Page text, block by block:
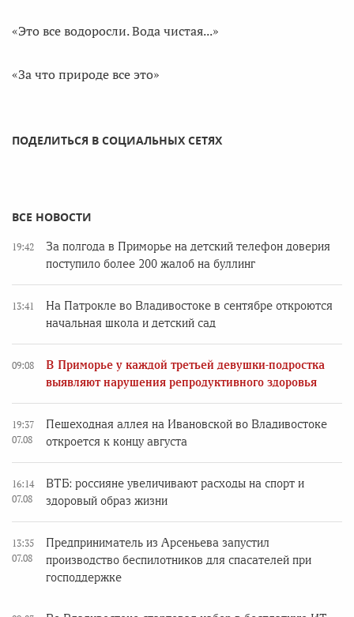
«Это все водоросли. Вода чистая...»
«За что природе все это»
ПОДЕЛИТЬСЯ В СОЦИАЛЬНЫХ СЕТЯХ
ВСЕ НОВОСТИ
19:42
За полгода в Приморье на детский телефон доверия
поступило более 200 жалоб на буллинг
13:41
На Патрокле во Владивостоке в сентябре откроются
начальная школа и детский сад
09:08
В Приморье у каждой третьей девушки-подростка
выявляют нарушения репродуктивного здоровья
19:37
07.08
Пешеходная аллея на Ивановской во Владивостоке
откроется к концу августа
16:14
07.08
ВТБ: россияне увеличивают расходы на спорт и
здоровый образ жизни
13:35
07.08
Предприниматель из Арсеньева запустил
производство беспилотников для спасателей при
господдержке